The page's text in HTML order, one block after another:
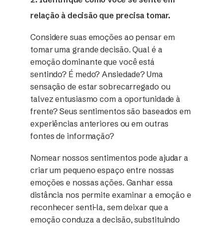
relação à decisão que precisa tomar.
Considere suas emoções ao pensar em
tomar uma grande decisão. Qual é a
emoção dominante que você está
sentindo? É medo? Ansiedade? Uma
sensação de estar sobrecarregado ou
talvez entusiasmo com a oportunidade à
frente? Seus sentimentos são baseados em
experiências anteriores ou em outras
fontes de informação?
Nomear nossos sentimentos pode ajudar a
criar um pequeno espaço entre nossas
emoções e nossas ações. Ganhar essa
distância nos permite examinar a emoção e
reconhecer senti-la, sem deixar que a
emoção conduza a decisão, substituindo